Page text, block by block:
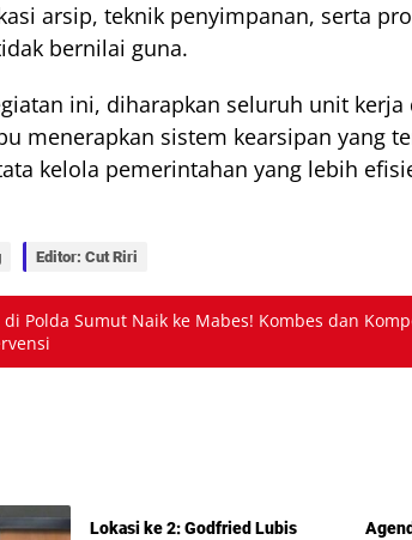
arsip, teknik penyimpanan, serta
bernilai guna.
ini, diharapkan seluruh unit kerja
menerapkan sistem kearsipan yang
kelola pemerintahan yang lebih
Editor: Cut Riri
di Polda Sumut Naik ke Mabes! Kombes dan
Lokasi ke 2: Godfried Lubis